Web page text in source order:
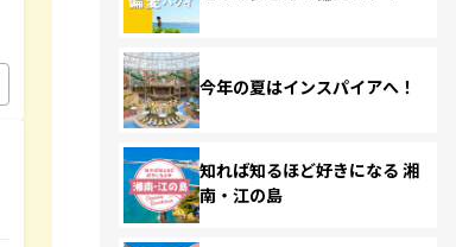
今年の夏はインスパイアへ！
知れば知るほど好きになる 湘
南・江の島